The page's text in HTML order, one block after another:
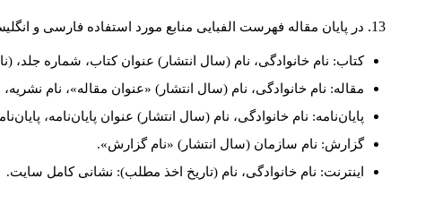
در پایان مقاله فهرست الفبایی منابع مورد استفاده فارسی و
کتاب: نام خانوادگی، نام (سال انتشار) عنوان کتاب، شماره جلد،
مقاله: نام خانوادگی، نام (سال انتشار) «عنوان مقاله»، نام
پایان‌نامه: نام خانوادگی، نام (سال انتشار) عنوان پایان‌نامه،
گزارش: نام سازمان (سال انتشار) «نام گزارش».
اینترنت: نام خانوادگی، نام (تاریخ اخذ مطلب): نشانی کامل سایت.